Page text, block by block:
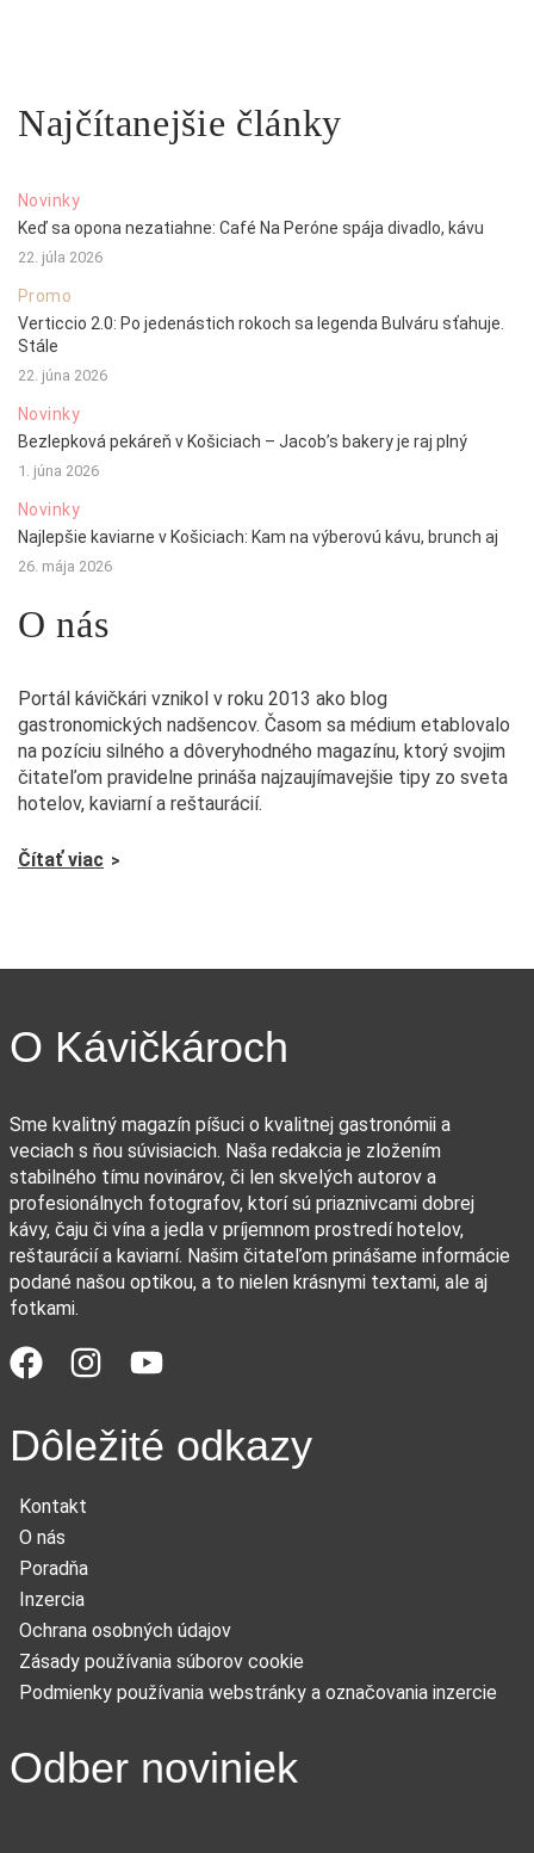
Najčítanejšie články
Novinky
Keď sa opona nezatiahne: Café Na Peróne spája divadlo, kávu
22. júla 2026
Promo
Verticcio 2.0: Po jedenástich rokoch sa legenda Bulváru sťahuje.
Stále
22. júna 2026
Novinky
Bezlepková pekáreň v Košiciach – Jacob’s bakery je raj plný
1. júna 2026
Novinky
Najlepšie kaviarne v Košiciach: Kam na výberovú kávu, brunch aj
26. mája 2026
O nás
Portál kávičkári vznikol v roku 2013 ako blog
gastronomických nadšencov. Časom sa médium etablovalo
na pozíciu silného a dôveryhodného magazínu, ktorý svojim
čitateľom pravidelne prináša najzaujímavejšie tipy zo sveta
hotelov, kaviarní a reštaurácií.
Čítať viac
O Kávičkároch
Sme kvalitný magazín píšuci o kvalitnej gastronómii a
veciach s ňou súvisiacich. Naša redakcia je zložením
stabilného tímu novinárov, či len skvelých autorov a
profesionálnych fotografov, ktorí sú priaznivcami dobrej
kávy, čaju či vína a jedla v príjemnom prostredí hotelov,
reštaurácií a kaviarní. Našim čitateľom prinášame informácie
podané našou optikou, a to nielen krásnymi textami, ale aj
fotkami.
Dôležité odkazy
Kontakt
O nás
Poradňa
Inzercia
Ochrana osobných údajov
Zásady používania súborov cookie
Podmienky používania webstránky a označovania inzercie
Odber noviniek